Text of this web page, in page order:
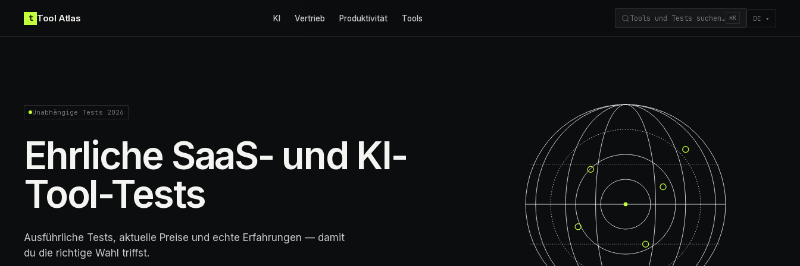
t Tool Atlas KI Vertrieb Produktivität Tools Tools und Tests suchen… ⌘K DE ▾
Unabhängige Tests 2026
Ehrliche SaaS- und KI-
Tool-Tests
Ausführliche Tests, aktuelle Preise und echte Erfahrungen — damit
du die richtige Wahl triffst.